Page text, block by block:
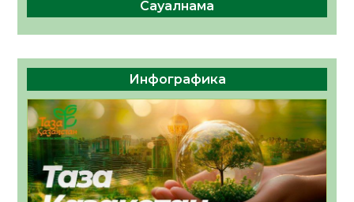
Сауалнама
Инфографика